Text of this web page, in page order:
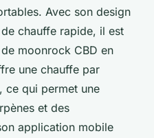
Avec son design
chauffe rapide, il est
moonrock CBD en
une chauffe par
ce qui permet une
et des
application mobile